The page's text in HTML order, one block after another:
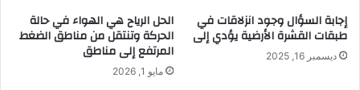
إجابة السؤال وجود انزلاقات في
طبقات القشرة الأرضية يؤدي إلى
ديسمبر 16, 2025
الحل الرياح هي الهواء في حالة
الحركة وتنتقل من مناطق الضغط
المرتفع إلى مناطق
مايو 1, 2026